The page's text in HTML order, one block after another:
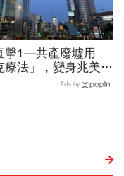
擊1—共產廢墟用
療法」，變身兆美元
！「野牛瀕死」如何
Ads by